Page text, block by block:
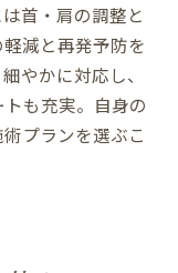
首・肩の調整と
減と再発予防を
やかに対応し、
も充実。自身の
プランを選ぶこ